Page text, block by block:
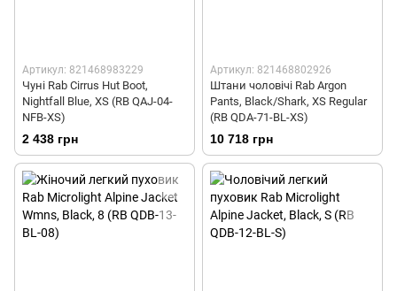
Артикул: 821468983229
Чуні Rab Cirrus Hut Boot,
Nightfall Blue, XS (RB QAJ-04-
NFB-XS)
2 438 грн
Артикул: 821468802926
Штани чоловічі Rab Argon
Pants, Black/Shark, XS Regular
(RB QDA-71-BL-XS)
10 718 грн